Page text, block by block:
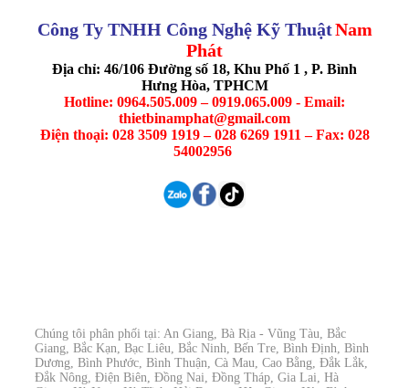
Công Ty TNHH Công Nghệ Kỹ ThuậtNam
Phát
Địa chỉ: 46/106 Đường số 18, Khu Phố 1 , P. Bình
Hưng Hòa, TPHCM
Hotline: 0964.505.009 – 0919.065.009 - Email:
thietbinamphat@gmail.com
Điện thoại: 028 3509 1919 – 028 6269 1911 – Fax: 028
54002956
Chúng tôi phân phối tại: An Giang, Bà Rịa - Vũng Tàu, Bắc
Giang, Bắc Kạn, Bạc Liêu, Bắc Ninh, Bến Tre, Bình Định, Bình
Dương, Bình Phước, Bình Thuận, Cà Mau, Cao Bằng, Đắk Lắk,
Đắk Nông, Điện Biên, Đồng Nai, Đồng Tháp, Gia Lai, Hà